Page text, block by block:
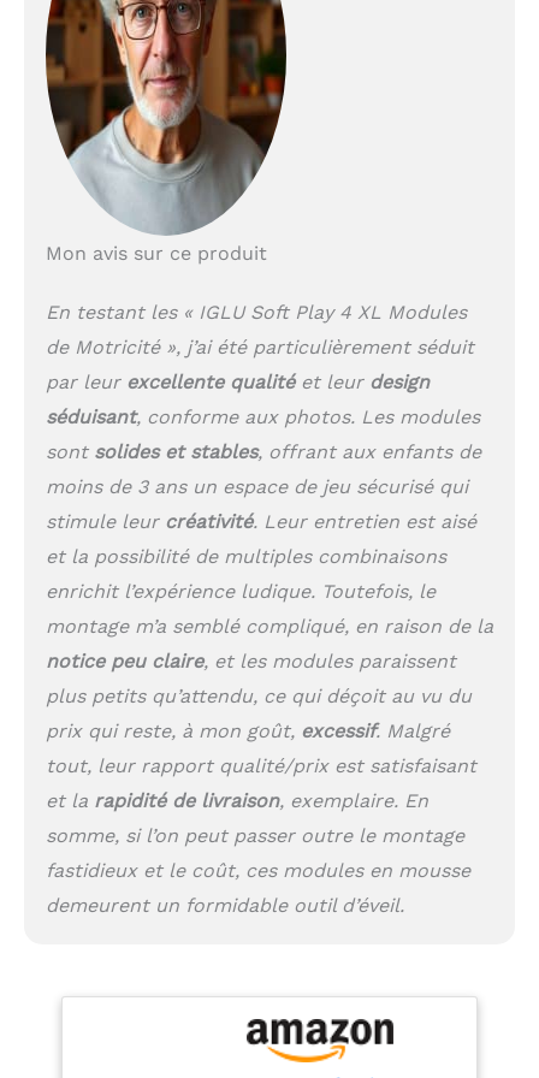
les normes de qualité
les plus élevées. Chaque
étape, de la production
de la mousse à la
couture, est
soigneusement vérifiée
afin d'assurer un savoir-
faire plus élevé. Nous
matériaux, garantissant
Notre produit est
certifié conforme aux
normes de sécurité
européennes,
garantissant qu'il est
nocives, le rendant ainsi
sûr pour les enfants.
FABRICATION :
Fièrement fabriqué en
Lettonie, un pays de
l'Union européenne,
notre équipement de
jeu souple est fabriqué
avec précision -
composé de mousse PE
végétalien (PVC).
Mon avis sur ce produit
En testant les « IGLU Soft Play 4 XL Modules
de Motricité », j’ai été particulièrement séduit
par leur excellente qualitéet leur design
séduisant, conforme aux photos. Les modules
sont solides et stables, offrant aux enfants de
moins de 3 ans un espace de jeu sécurisé qui
stimule leur créativité. Leur entretien est aisé
et la possibilité de multiples combinaisons
enrichit l’expérience ludique. Toutefois, le
montage m’a semblé compliqué, en raison de la
notice peu claire, et les modules paraissent
plus petits qu’attendu, ce qui déçoit au vu du
prix qui reste, à mon goût, excessif. Malgré
tout, leur rapport qualité/prix est satisfaisant
et la rapidité de livraison, exemplaire. En
somme, si l’on peut passer outre le montage
fastidieux et le coût, ces modules en mousse
demeurent un formidable outil d’éveil.